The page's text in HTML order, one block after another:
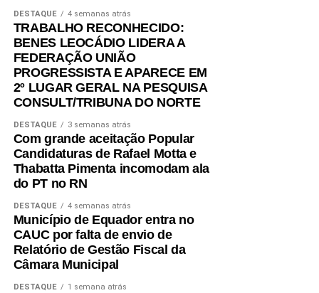
DESTAQUE 4 semanas atrás
TRABALHO RECONHECIDO:
BENES LEOCÁDIO LIDERA A
FEDERAÇÃO UNIÃO
PROGRESSISTA E APARECE EM
2º LUGAR GERAL NA PESQUISA
CONSULT/TRIBUNA DO NORTE
DESTAQUE 3 semanas atrás
Com grande aceitação Popular
Candidaturas de Rafael Motta e
Thabatta Pimenta incomodam ala
do PT no RN
DESTAQUE 4 semanas atrás
Município de Equador entra no
CAUC por falta de envio de
Relatório de Gestão Fiscal da
Câmara Municipal
DESTAQUE 1 semana atrás